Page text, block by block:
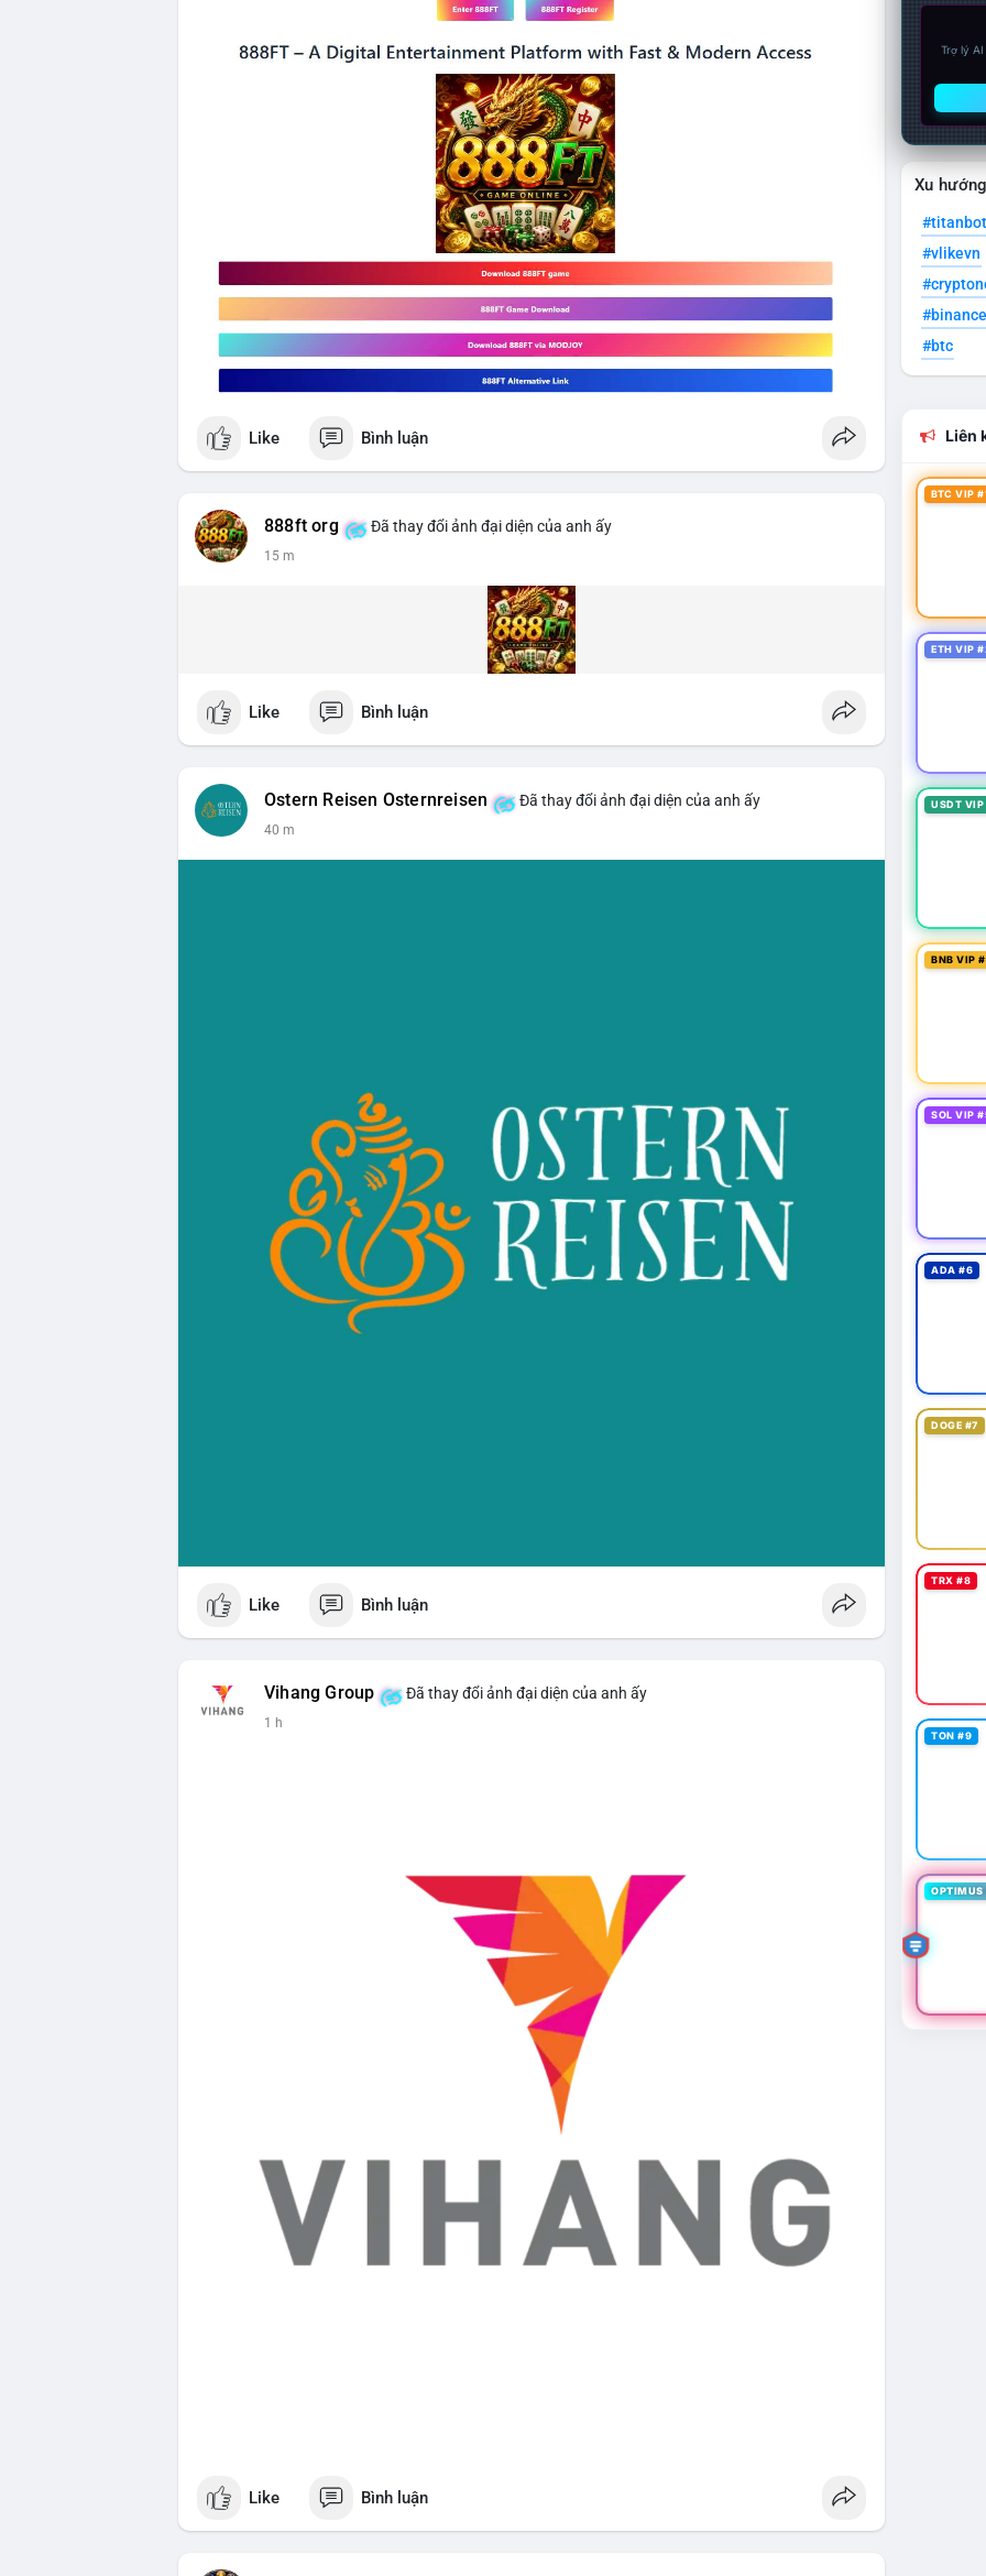
Like Bình luận
888ft org Đã thay đổi ảnh đại diện của anh ấy
15 m
Like Bình luận
Ostern Reisen Osternreisen Đã thay đổi ảnh đại diện của anh ấy
40 m
Like Bình luận
Vihang Group Đã thay đổi ảnh đại diện của anh ấy
1 h
Like Bình luận
Trợ lý
Xu
#titanbot
#vlikevn
#btc
Liên
BTC VIP
ETH VIP
USDT
BNB VIP
SOL VIP
ADA #6
DOGE #7
TRX #8
TON #9
OPTIMUS